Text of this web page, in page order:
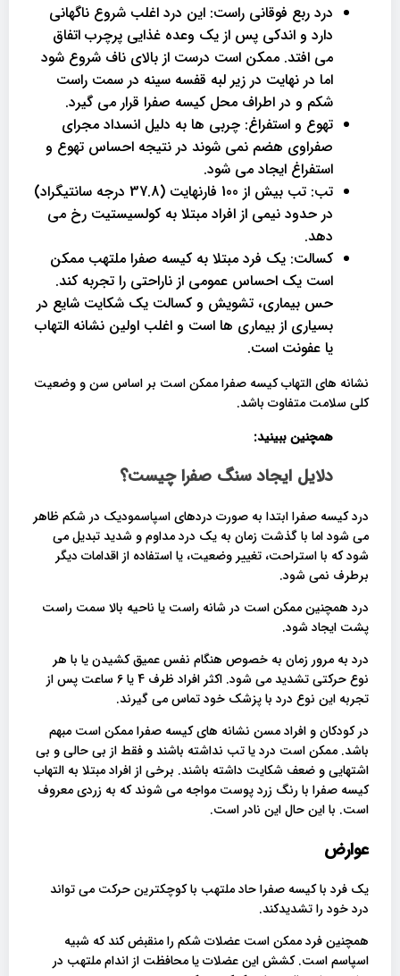
درد ربع فوقانی راست: این درد اغلب شروع ناگهانی
دارد و اندکی پس از یک وعده غذایی پرچرب اتفاق
می افتد. ممکن است درست از بالای ناف شروع شود
اما در نهایت در زیر لبه قفسه سینه در سمت راست
شکم و در اطراف محل کیسه صفرا قرار می گیرد.
تهوع و استفراغ: چربی ها به دلیل انسداد مجرای
صفراوی هضم نمی شوند در نتیجه احساس تهوع و
استفراغ ایجاد می شود.
تب: تب بیش از 100 فارنهایت (37.8 درجه سانتیگراد)
در حدود نیمی از افراد مبتلا به کولسیستیت رخ می
دهد.
کسالت: یک فرد مبتلا به کیسه صفرا ملتهب ممکن
است یک احساس عمومی از ناراحتی را تجربه کند.
حس بیماری، تشویش و کسالت یک شکایت شایع در
بسیاری از بیماری ها است و اغلب اولین نشانه التهاب
یا عفونت است.
نشانه های التهاب کیسه صفرا ممکن است بر اساس سن و وضعیت
کلی سلامت متفاوت باشد.
همچنین ببینید:
دلایل ایجاد سنگ صفرا چیست؟
درد کیسه صفرا ابتدا به صورت دردهای اسپاسمودیک در شکم ظاهر
می شود اما با گذشت زمان به یک درد مداوم و شدید تبدیل می
شود که با استراحت، تغییر وضعیت، یا استفاده از اقدامات دیگر
برطرف نمی شود.
درد همچنین ممکن است در شانه راست یا ناحیه بالا سمت راست
پشت ایجاد شود.
درد به مرور زمان به خصوص هنگام نفس عمیق کشیدن یا با هر
نوع حرکتی تشدید می شود. اکثر افراد ظرف 4 یا 6 ساعت پس از
تجربه این نوع درد با پزشک خود تماس می گیرند.
در کودکان و افراد مسن نشانه های کیسه صفرا ممکن است مبهم
باشد. ممکن است درد یا تب نداشته باشند و فقط از بی حالی و بی
اشتهایی و ضعف شکایت داشته باشند. برخی از افراد مبتلا به التهاب
کیسه صفرا با رنگ زرد پوست مواجه می شوند که به زردی معروف
است. با این حال این نادر است.
عوارض
یک فرد با کیسه صفرا حاد ملتهب با کوچکترین حرکت می تواند
درد خود را تشدیدکند.
همچنین فرد ممکن است عضلات شکم را منقبض کند که شبیه
اسپاسم است. کشش این عضلات یا محافظت از اندام ملتهب در